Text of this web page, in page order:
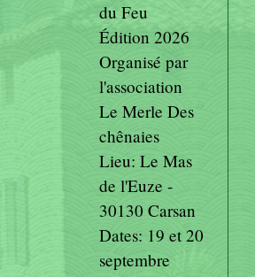
du Feu
Édition 2026
Organisé par
l'association
Le Merle Des
chênaies
Lieu: Le Mas
de l'Euze -
30130 Carsan
Dates: 19 et 20
septembre